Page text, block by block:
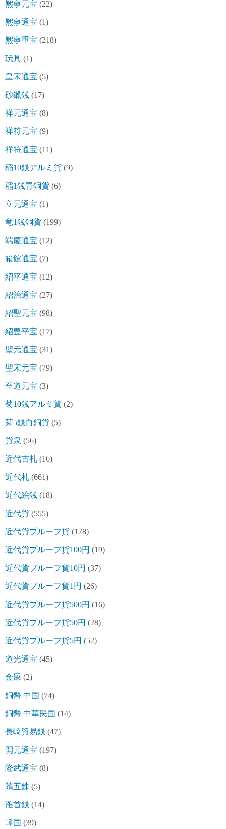
熈寧元宝 (22)
熈寧通宝 (1)
熈寧重宝 (218)
玩具 (1)
皇宋通宝 (5)
砂鑞銭 (17)
祥元通宝 (8)
祥符元宝 (9)
祥符通宝 (11)
稲10銭アルミ貨 (9)
稲1銭青銅貨 (6)
立元通宝 (1)
竜1銭銅貨 (199)
端慶通宝 (12)
箱館通宝 (7)
紹平通宝 (12)
紹治通宝 (27)
紹聖元宝 (98)
紹豊平宝 (17)
聖元通宝 (31)
聖宋元宝 (79)
至道元宝 (3)
菊10銭アルミ貨 (2)
菊5銭白銅貨 (5)
貨泉 (56)
近代古札 (16)
近代札 (661)
近代絵銭 (18)
近代貨 (555)
近代貨プルーフ貨 (178)
近代貨プルーフ貨100円 (19)
近代貨プルーフ貨10円 (37)
近代貨プルーフ貨1円 (26)
近代貨プルーフ貨500円 (16)
近代貨プルーフ貨50円 (28)
近代貨プルーフ貨5円 (52)
道光通宝 (45)
金屎 (2)
銅幣 中国 (74)
銅幣 中華民国 (14)
長崎貿易銭 (47)
開元通宝 (197)
隆武通宝 (8)
隋五銖 (5)
雁首銭 (14)
韓国 (39)